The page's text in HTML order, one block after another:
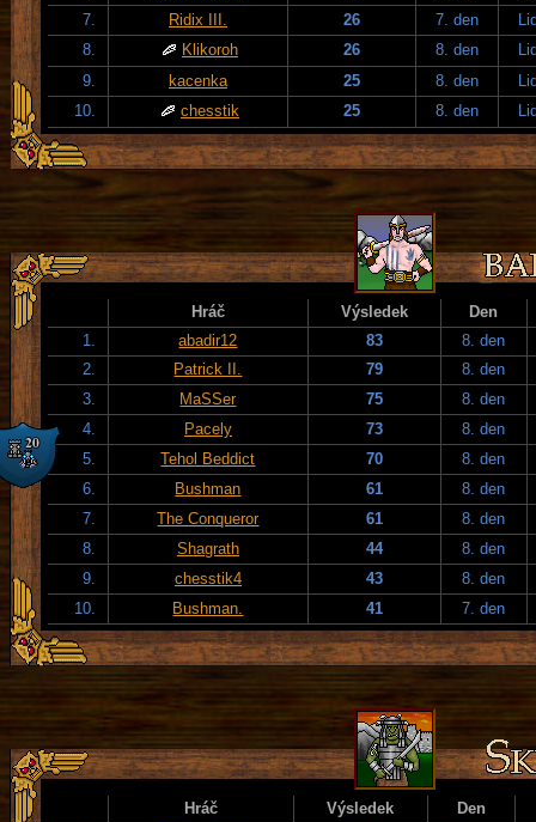
7.
Ridix III. 26 7. den
8.
Klikoroh 26 8. den
9.
kacenka 25 8. den
10.
chesstik 25 8. den
Hráč Výsledek
Den
1.
abadir12 83
8. den
2.
Patrick II. 79
8. den
3.
MaSSer 75
8. den
4.
Pacely 73
8. den
5.
Tehol Beddict 70
8. den
6.
Bushman 61
8. den
7.
The Conqueror 61
8. den
8.
Shagrath 44
8. den
9.
chesstik4 43
8. den
10.
Bushman. 41 7. den
Hráč Výsledek
Den